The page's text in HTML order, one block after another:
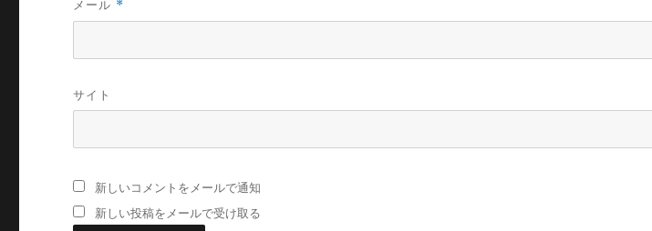
メール *
サイト
新しいコメントをメールで通知
新しい投稿をメールで受け取る